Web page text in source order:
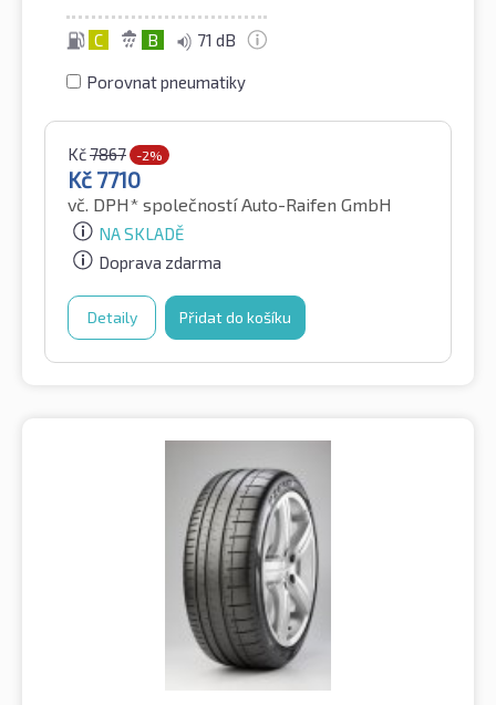
C B 71 dB
Porovnat pneumatiky
Kč7867 -2%
Kč 7710
vč. DPH* společností Auto-Raifen GmbH
NA SKLADĚ
Doprava zdarma
Detaily Přidat do košíku